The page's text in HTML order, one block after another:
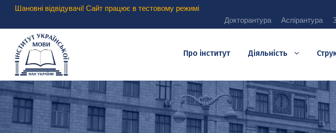
Шановні відвідувачі! Сайт працює в тестовому режимі
Докторантура
Аспірантура
Про інститут Діяльність